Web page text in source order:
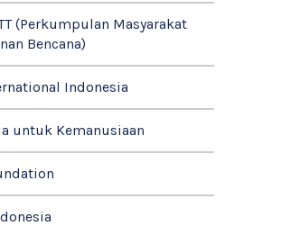
(Perkumpulan Masyarakat
Bencana)
Indonesia
untuk Kemanusiaan